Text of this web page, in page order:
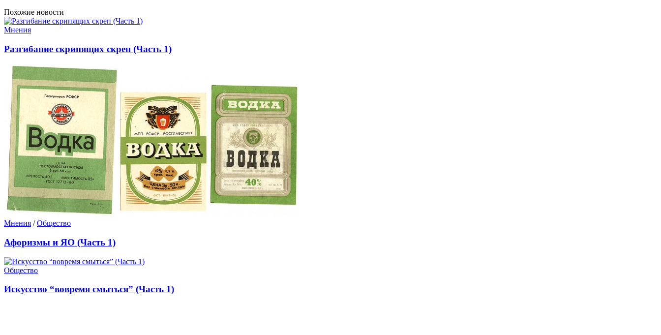
Похожие новости
Мнения
Разгибание скрипящих скреп (Часть 1)
Мнения /Общество
Афоризмы и ЯО (Часть 1)
Общество
Искусство “вовремя смыться” (Часть 1)